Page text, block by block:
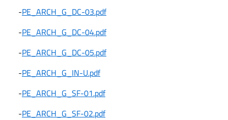
-PE_ARCH_G_DC-03.pdf
-PE_ARCH_G_DC-04.pdf
-PE_ARCH_G_DC-05.pdf
-PE_ARCH_G_IN-U.pdf
-PE_ARCH_G_SF-01.pdf
-PE_ARCH_G_SF-02.pdf